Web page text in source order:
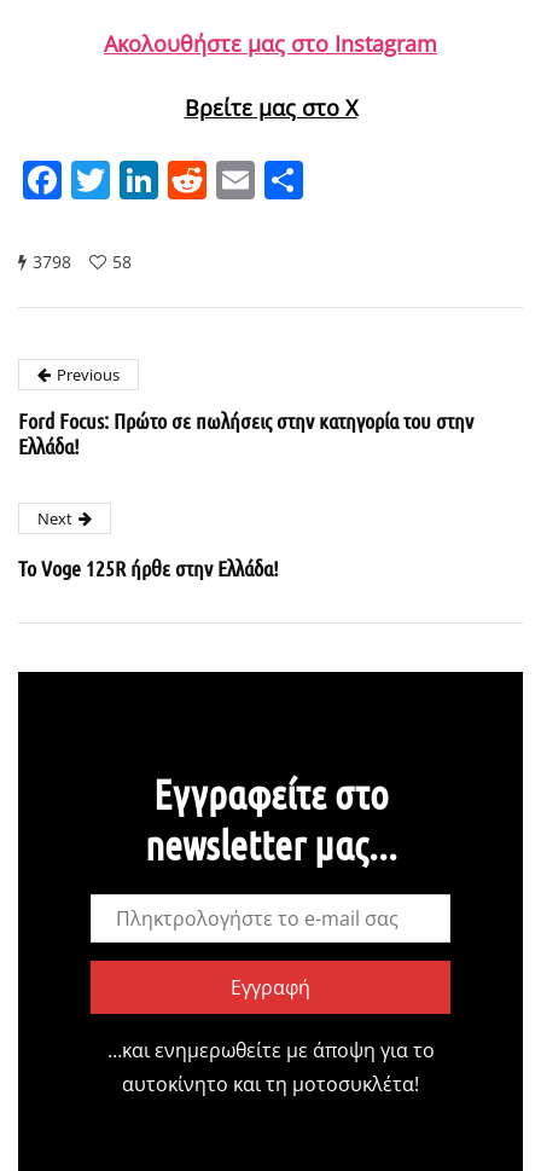
Ακολουθήστε μας στο Instagram
Βρείτε μας στο X
Facebook
Twitter
LinkedIn
Reddit
Email
3798 58
Previous
Ford Focus: Πρώτο σε πωλήσεις στην κατηγορία του στην
Ελλάδα!
Next
Το Voge 125R ήρθε στην Ελλάδα!
Εγγραφείτε στο
newsletter μας...
Εγγραφή
…και ενημερωθείτε με άποψη για το
αυτοκίνητο και τη μοτοσυκλέτα!